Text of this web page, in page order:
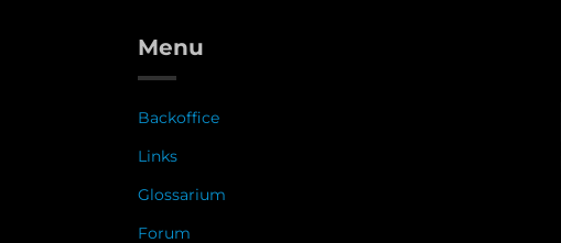
Menu
Backoffice
Links
Glossarium
Forum